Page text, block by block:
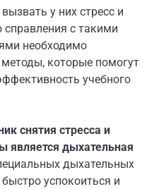
у них стресс и
с такими
необходимо
которые помогут
учебного
снятия стресса и
является дыхательная
дыхательных
успокоиться и